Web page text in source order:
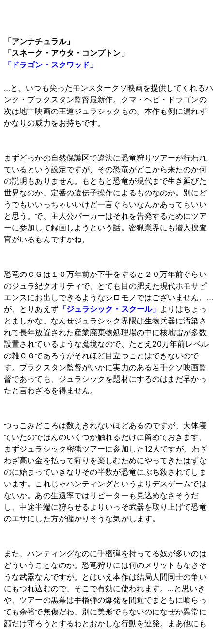
「アンナチュラル」
「スネーク・アウタ・コンプトン」
「ドラゴン・スクワッド」
…と、いつも尖ったモンスタークソ映画を提供してくれるハ
ンク・ブラクスタン監督最新作。クマ・ヘビ・ドラゴンの
次は地雷映画の王道ジュラシックもの。本作も例に漏れず
かなりの威力をお持ちです。
まずどっかの自然保護区で違法に恐竜狩りツアーが行われ
ているという設定ですが、その恐竜がどこから来たのか何
の説明もありません。もともと恐竜が現代まで生き延びた
世界なのか、定番の遺伝子操作によるものなのか。別にど
うでもいいっちゃいいけど一言ぐらいなんかあってもいい
と思う。で、主人公パーカーはそれを告発するためにツア
ーに参加して録画しようという話。密猟業界にも潜入捜査
官がいるもんですかね。
恐竜のＣＧは１０万年前か下手をすると２０万年前ぐらい
のジュラ紀クオリティで、とても目の肥えた現代ホモサピ
エンスにお出しできるようなシロモノではございません。…
が、とりあえず「ジュラシック・スクール」 よりはちょっ
とましかな。なんせジュラシック界隈は生物兵器に汚染さ
れて長年放置された産業廃棄物処理場の中に核地雷が多数
設置されているような魔境なので、たとえ20万年前レベル
の雑ＣＧであろうがそれほど目立つことはできないので
す。ブラクスタン監督がいかに実力のある若手クソ映画監
督であっても、ジュラシックを題材にするのはまだ早かっ
たと言わざるを得ません。
つっこみどころは数えきれないほどあるのですが、大体寝
ていたのでほんのいくつか触れるだけに留めておきます。
まずジュラシック密猟ツアーに参加した12人ですが、わざ
わざ高い金を払って狩りを楽しむためにやってきたはずな
のに始まっていきなりその半数が恐竜にぶち殺されてしま
います。これじゃハンティングというよりデスゲームでは
ないか。あの生還率ではリピーターも見込めなさそうだ
し、中途半端に狩らせるよりいっそ武器を取り上げて恐竜
のエサにした方が儲かりそうな気がします。
また、ハンティングなのに手榴弾を持ってる奴が多いのは
どういうことなのか。恐竜狩りには何のメリットもなさそ
うな武器なんですが。とはいえ本作は結局人間同士の争い
にもつれ込むので、そこで有効に使われます。…と思いき
や、ツアーの黒幕は手榴弾の爆発を間近でまともに喰らっ
ても余裕で無傷だわ、別に美形でもないのになぜか異常に
顔だけ守ろうとするわとおかしな行動を連発。まあ他にも